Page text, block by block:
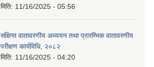
मिति: 11/16/2025 - 05:56
संक्षिप्त वातावरणीय अध्ययन तथा प्रारम्भिक वातावरणीय
परीक्षण कार्यविधि, २०८२
मिति: 11/16/2025 - 04:20